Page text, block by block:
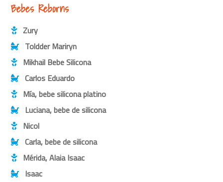
Bebes Reborns
Zury
Toldder Mariryn
Mikhail Bebe Silicona
Carlos Eduardo
Mía, bebe silicona platino
Luciana, bebe de silicona
Nicol
Carla, bebe de silicona
Mérida, Alaia Isaac
Isaac